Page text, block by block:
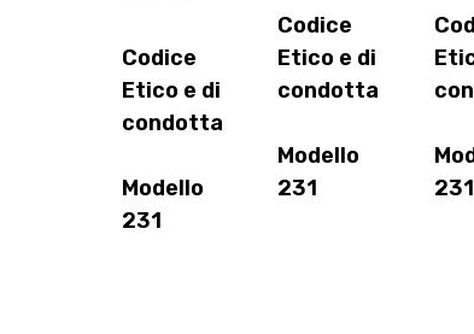
Codice
Etico e di
condotta
Modello
231
Codice
Etico e di
condotta
Modello
231
231